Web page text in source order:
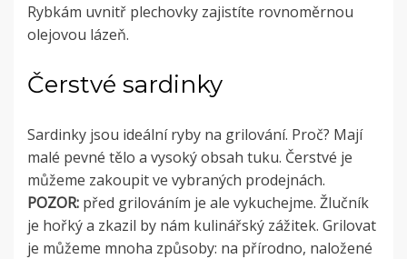
Rybkám uvnitř plechovky zajistíte rovnoměrnou
olejovou lázeň.
Čerstvé sardinky
Sardinky jsou ideální ryby na grilování. Proč? Mají
malé pevné tělo a vysoký obsah tuku. Čerstvé je
můžeme zakoupit ve vybraných prodejnách.
POZOR: před grilováním je ale vykuchejme. Žlučník
je hořký a zkazil by nám kulinářský zážitek. Grilovat
je můžeme mnoha způsoby: na přírodno, naložené